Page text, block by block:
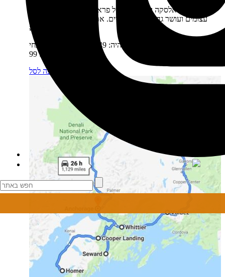
אלסקה היא מקום של פראיות אין סופית, מרחבים
עצומים ועושר גדול של בעלי חיים. את המראות שבהם תצפו
המחיר המקורי היה: 149 ₪.
המחיר הנוכחי
הוספה לסל